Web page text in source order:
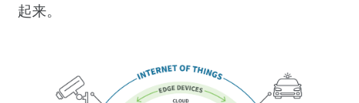
起来。